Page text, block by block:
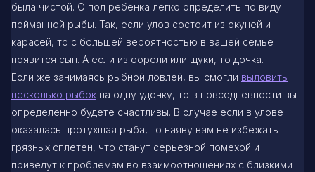
была чистой. О пол ребенка легко определить по виду
пойманной рыбы. Так, если улов состоит из окуней и
карасей, то с большей вероятностью в вашей семье
появится сын. А если из форели или щуки, то дочка.
Если же занимаясь рыбной ловлей, вы смогли выловить
несколько рыбок на одну удочку, то в повседневности вы
определенно будете счастливы. В случае если в улове
оказалась протухшая рыба, то наяву вам не избежать
грязных сплетен, что станут серьезной помехой и
приведут к проблемам во взаимоотношениях с близкими